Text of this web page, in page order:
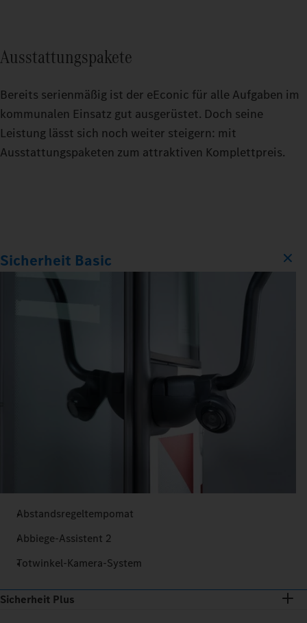
Ausstattungspakete
Bereits serienmäßig ist der eEconic für alle Aufgaben im
kommunalen Einsatz gut ausgerüstet. Doch seine
Leistung lässt sich noch weiter steigern: mit
Ausstattungspaketen zum attraktiven Komplettpreis.
Sicherheit Basic
Abstandsregeltempomat
Abbiege-Assistent 2
Totwinkel-Kamera-System
Sicherheit Plus